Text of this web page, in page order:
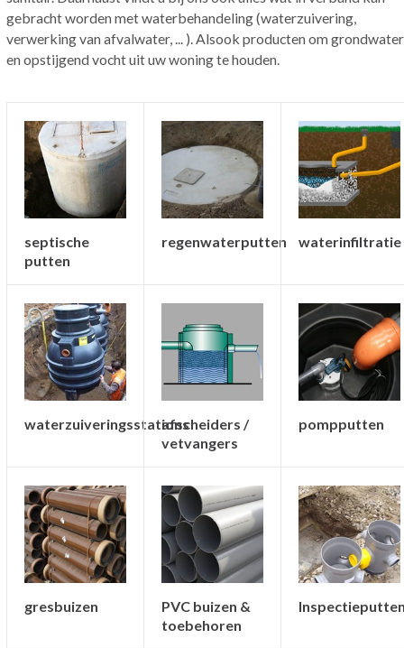
gebracht worden met waterbehandeling (waterzuivering,
verwerking van afvalwater, ... ). Alsook producten om grondwater
en opstijgend vocht uit uw woning te houden.
septische
putten
regenwaterputten waterinfiltratie
waterzuiveringsstationsafscheiders /
vetvangers
pompputten
gresbuizen
PVC buizen &
toebehoren